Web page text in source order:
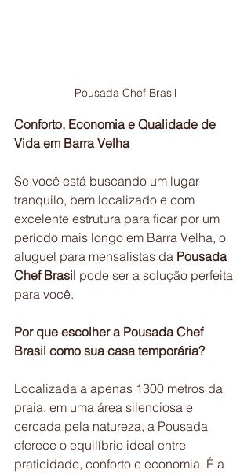
Pousada Chef Brasil
Conforto, Economia e Qualidade de
Vida em Barra Velha
Se você está buscando um lugar
tranquilo, bem localizado e com
excelente estrutura para ficar por um
período mais longo em Barra Velha, o
aluguel para mensalistas da Pousada
Chef Brasil pode ser a solução perfeita
para você.
Por que escolher a Pousada Chef
Brasil como sua casa temporária?
Localizada a apenas 1300 metros da
praia, em uma área silenciosa e
cercada pela natureza, a Pousada
oferece o equilíbrio ideal entre
praticidade, conforto e economia. É a